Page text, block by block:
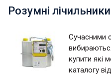
Розумні
Сучасними
купити які
каталогу